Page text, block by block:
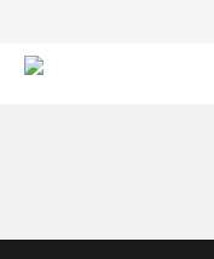
PROYECTOS